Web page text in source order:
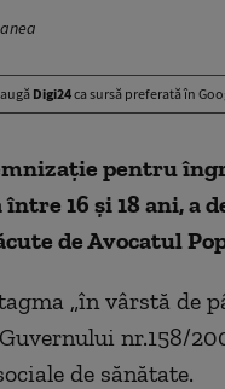
Digi24ca sursă preferată în
pentru
16 şi 18 ani, a
de Avocatul
„în vârstă de
nr.158/
de sănătate.